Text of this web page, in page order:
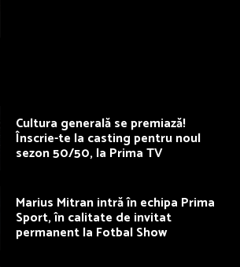
Cultura generală se premiază!
Înscrie-te la casting pentru noul
sezon 50/50, la Prima TV
Marius Mitran intră în echipa Prima
Sport, în calitate de invitat
permanent la Fotbal Show